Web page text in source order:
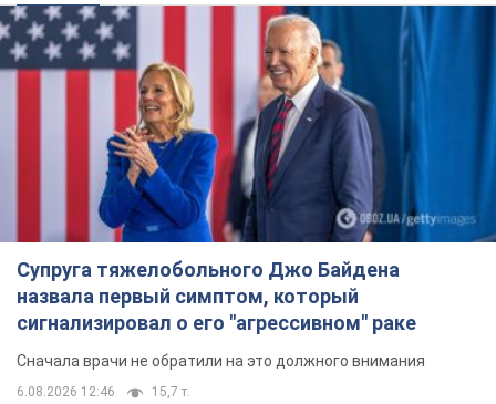
Супруга тяжелобольного Джо Байдена
назвала первый симптом, который
сигнализировал о его "агрессивном" раке
Сначала врачи не обратили на это должного внимания
6.08.2026 12:46 15,7 т.